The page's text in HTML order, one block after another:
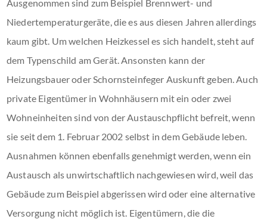
Ausgenommen sind zum Beispiel Brennwert- und
Niedertemperaturgeräte, die es aus diesen Jahren allerdings
kaum gibt. Um welchen Heizkessel es sich handelt, steht auf
dem Typenschild am Gerät. Ansonsten kann der
Heizungsbauer oder Schornsteinfeger Auskunft geben. Auch
private Eigentümer in Wohnhäusern mit ein oder zwei
Wohneinheiten sind von der Austauschpflicht befreit, wenn
sie seit dem 1. Februar 2002 selbst in dem Gebäude leben.
Ausnahmen können ebenfalls genehmigt werden, wenn ein
Austausch als unwirtschaftlich nachgewiesen wird, weil das
Gebäude zum Beispiel abgerissen wird oder eine alternative
Versorgung nicht möglich ist. Eigentümern, die die